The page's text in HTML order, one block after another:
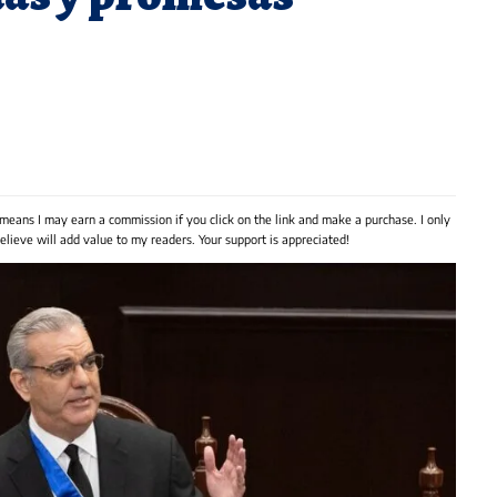
I may earn a commission if you click on the link and make a purchase. I only
will add value to my readers. Your support is appreciated!